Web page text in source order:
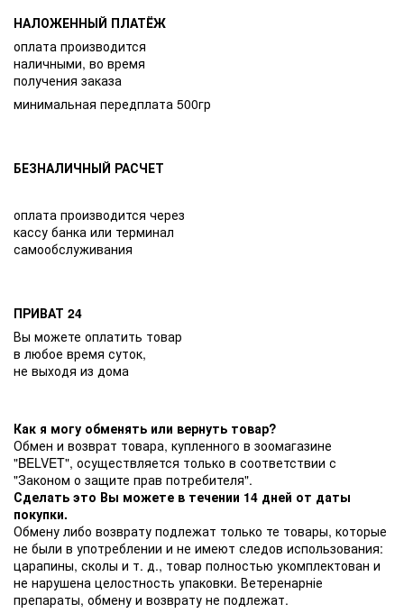
НАЛОЖЕННЫЙ ПЛАТЁЖ
оплата производится
наличными, во время
получения заказа
минимальная передплата 500гр
БЕЗНАЛИЧНЫЙ РАСЧЕТ
оплата производится через
кассу банка или терминал
самообслуживания
ПРИВАТ 24
Вы можете оплатить товар
в любое время суток,
не выходя из дома
Как я могу обменять или вернуть товар?
Обмен и возврат товара, купленного в зоомагазине
"BELVET", осуществляется только в соответствии с
"Законом о защите прав потребителя".
Сделать это Вы можете в течении 14 дней от даты
покупки.
Обмену либо возврату подлежат только те товары, которые
не были в употреблении и не имеют следов использования:
царапины, сколы и т. д., товар полностью укомплектован и
не нарушена целостность упаковки. Ветеренарніе
препараты, обмену и возврату не подлежат.